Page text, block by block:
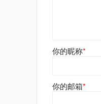
你的昵称*
你的邮箱*